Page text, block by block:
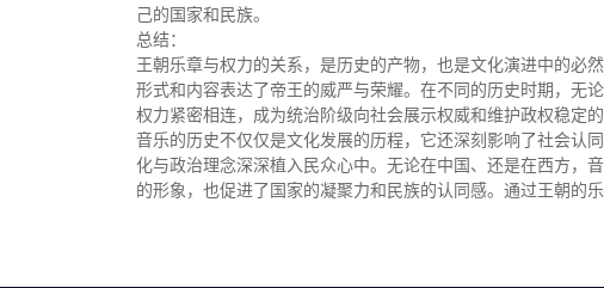
己的国家和民族。
总结：
王朝乐章与权力的关系，是历史的产物，也是文化演进中的必
形式和内容表达了帝王的威严与荣耀。在不同的历史时期，无
权力紧密相连，成为统治阶级向社会展示权威和维护政权稳定的
音乐的历史不仅仅是文化发展的历程，它还深刻影响了社会认
化与政治理念深深植入民众心中。无论在中国、还是在西方，
的形象，也促进了国家的凝聚力和民族的认同感。通过王朝的